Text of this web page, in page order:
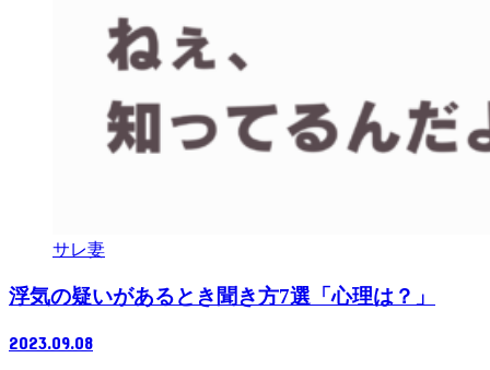
サレ妻
浮気の疑いがあるとき聞き方7選「心理は？」
2023.09.08